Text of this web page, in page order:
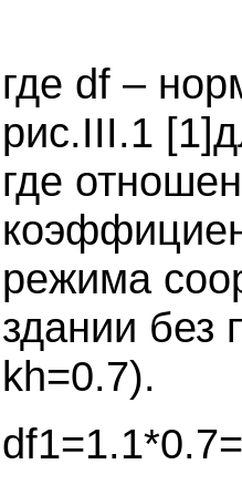
где df –
рис.III.1
где
режима
здании без
kh=0.7).